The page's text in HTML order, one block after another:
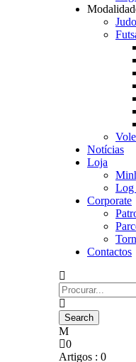
Judo
Notícias
Loja
Log
Corporate
Contactos
0
Artigos : 0